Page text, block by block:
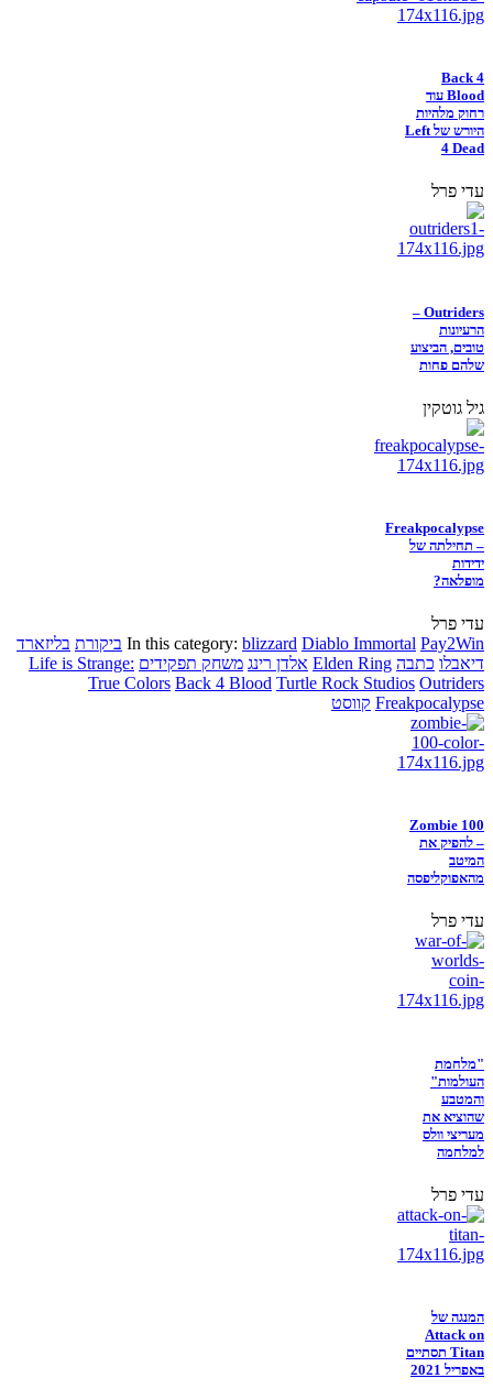
Back 4
Blood עוד
רחוק מלהיות
היורש של Left
4 Dead
עדי פרל
Outriders –
הרעיונות
טובים, הביצוע
שלהם פחות
גיל גוטקין
Freakpocalypse
– תחילתה של
ידידות
מופלאה?
עדי פרל
In this category: blizzard Diablo Immortal Pay2Win ביקורת בליזארד
דיאבלו כתבה Elden Ring אלדן רינג משחק תפקידים Life is Strange:
True Colors Back 4 Blood Turtle Rock Studios Outriders
Freakpocalypse קווסט
Zombie 100
– להפיק את
המיטב
מהאפוקליפסה
עדי פרל
"מלחמת
העולמות"
והמטבע
שהוציא את
מעריצי וולס
למלחמה
עדי פרל
המנגה של
Attack on
Titan תסתיים
באפריל 2021